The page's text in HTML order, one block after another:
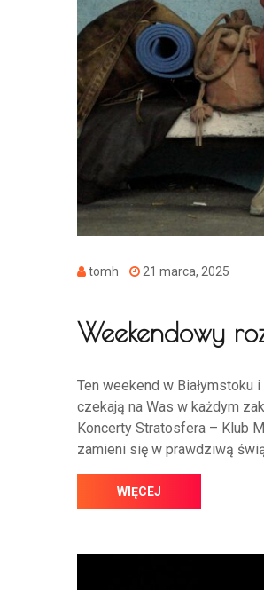
tomh 21 marca, 2025
Weekendowy
Ten weekend w Białymstoku
czekają na Was w każdym
Koncerty Stratosfera – Klub
zamieni się w prawdziwą
WIĘCEJ